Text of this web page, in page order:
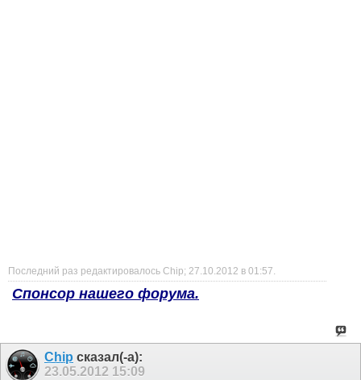
Последний раз редактировалось Chip; 27.10.2012 в 01:57.
Спонсор нашего форума.
Chip сказал(-а):
23.05.2012 15:09